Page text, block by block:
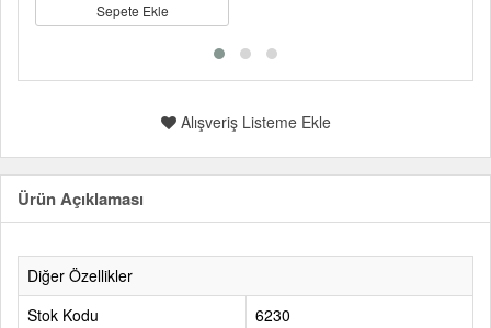
Sepete Ekle
Alışveriş Listeme Ekle
Ürün Açıklaması
Diğer Özellikler
Stok Kodu
6230